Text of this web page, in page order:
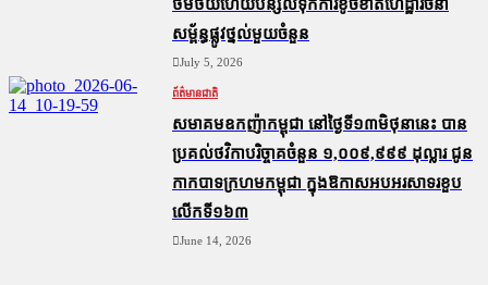
ថមថយ​ហើយ​បន្សល់​ទុក​ការ​ខូចខាត​ហេដ្ឋារចនា
សម្ព័ន្ធ​ផ្លូវថ្នល់​មួយ​ចំនួន
July 5, 2026
ព័ត៌មានជាតិ
សមាគមឧកញ៉ាកម្ពុជា នៅថ្ងៃទី១៣មិថុនានេះ បាន
ប្រគល់ថវិកាបរិច្ចាគចំនួន ១,០០៩,៩៩៩ ដុល្លារ ជូន
កាកបាទក្រហមកម្ពុជា ក្នុងឱកាសអបអរសាទរខួប
លើកទី១៦៣
June 14, 2026